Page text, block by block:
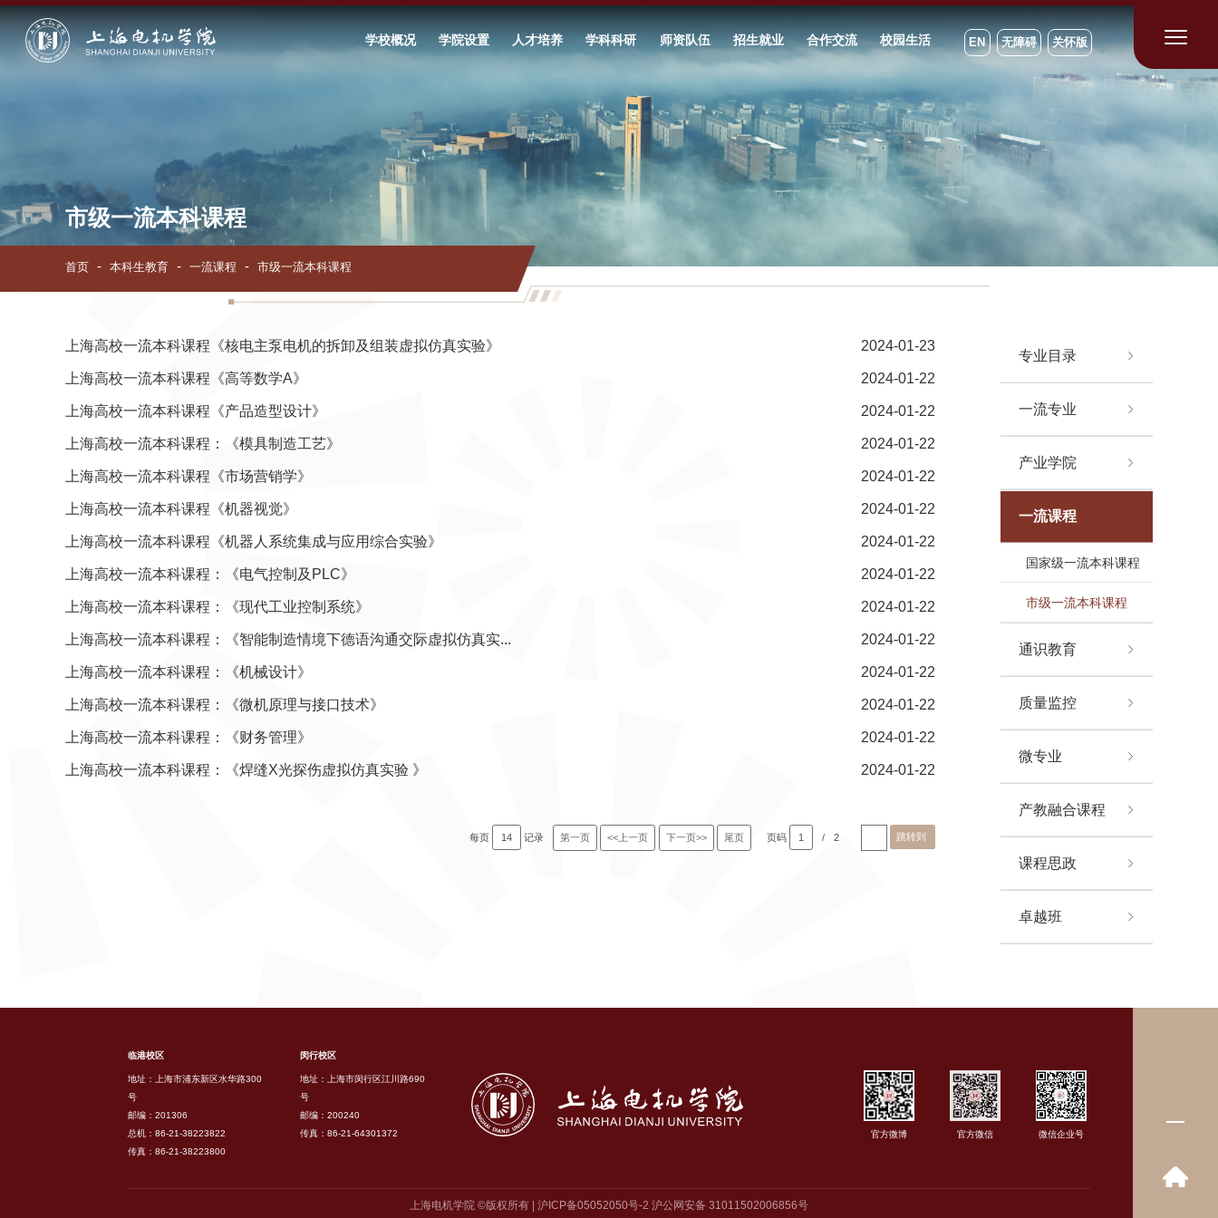
学校概况 学院设置 人才培养 学科科研 师资队伍 招生就业 合作交流 校园生活 EN 无障碍 关怀版
市级一流本科课程
首页 本科生教育 一流课程 市级一流本科课程
专业目录
一流专业
产业学院
一流课程
国家级一流本科课程
市级一流本科课程
通识教育
质量监控
微专业
产教融合课程
课程思政
卓越班
上海高校一流本科课程《核电主泵电机的拆卸及组装虚拟仿真实验》 2024-01-23
上海高校一流本科课程《高等数学A》 2024-01-22
上海高校一流本科课程《产品造型设计》 2024-01-22
上海高校一流本科课程：《模具制造工艺》 2024-01-22
上海高校一流本科课程《市场营销学》 2024-01-22
上海高校一流本科课程《机器视觉》 2024-01-22
上海高校一流本科课程《机器人系统集成与应用综合实验》 2024-01-22
上海高校一流本科课程：《电气控制及PLC》 2024-01-22
上海高校一流本科课程：《现代工业控制系统》 2024-01-22
上海高校一流本科课程：《智能制造情境下德语沟通交际虚拟仿真实... 2024-01-22
上海高校一流本科课程：《机械设计》 2024-01-22
上海高校一流本科课程：《微机原理与接口技术》 2024-01-22
上海高校一流本科课程：《财务管理》 2024-01-22
上海高校一流本科课程：《焊缝X光探伤虚拟仿真实验 》 2024-01-22
每页 14 记录 第一页 <<上一页 下一页>> 尾页 页码 1 / 2 跳转到
临港校区
地址：上海市浦东新区水华路300
号
邮编：201306
总机：86-21-38223822
传真：86-21-38223800
闵行校区
地址：上海市闵行区江川路690
号
邮编：200240
传真：86-21-64301372
官方微博 官方微信 微信企业号
上海电机学院 ©版权所有 | 沪ICP备05052050号-2 沪公网安备 31011502006856号